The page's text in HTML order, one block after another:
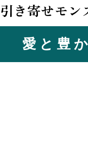
き寄せモン
愛と豊